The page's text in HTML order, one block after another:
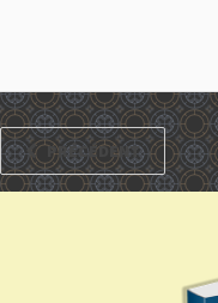
PRÉCÉDENT